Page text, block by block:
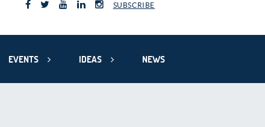
SUBSCRIBE
EVENTS IDEAS NEWS